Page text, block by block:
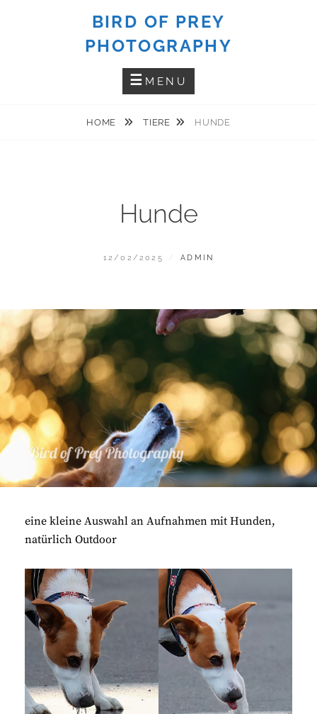
BIRD OF PREY
PHOTOGRAPHY
MENU
HOME TIERE HUNDE
Hunde
POSTED
12/02/2025 BY
ADMIN
eine kleine Auswahl an Aufnahmen mit Hunden,
natürlich Outdoor